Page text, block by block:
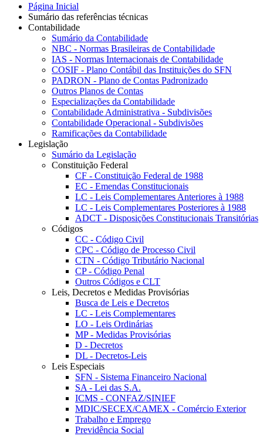
Página Inicial
Sumário das referências técnicas
Contabilidade
Sumário da Contabilidade
NBC - Normas Brasileiras de Contabilidade
IAS - Normas Internacionais de Contabilidade
COSIF - Plano Contábil das Instituições do SFN
PADRON - Plano de Contas Padronizado
Outros Planos de Contas
Especializações da Contabilidade
Contabilidade Administrativa - Subdivisões
Contabilidade Operacional - Subdivisões
Ramificações da Contabilidade
Legislação
Sumário da Legislação
Constituição Federal
CF - Constituição Federal de 1988
EC - Emendas Constitucionais
LC - Leis Complementares Anteriores à 1988
LC - Leis Complementares Posteriores à 1988
ADCT - Disposições Constitucionais Transitórias
Códigos
CC - Código Civil
CPC - Código de Processo Civil
CTN - Código Tributário Nacional
CP - Código Penal
Outros Códigos e CLT
Leis, Decretos e Medidas Provisórias
Busca de Leis e Decretos
LC - Leis Complementares
LO - Leis Ordinárias
MP - Medidas Provisórias
D - Decretos
DL - Decretos-Leis
Leis Especiais
SFN - Sistema Financeiro Nacional
SA - Lei das S.A.
ICMS - CONFAZ/SINIEF
MDIC/SECEX/CAMEX - Comércio Exterior
Trabalho e Emprego
Previdência Social